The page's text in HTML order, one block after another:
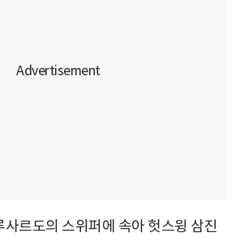
사르도의 스위퍼에 속아 헛스윙 삼진